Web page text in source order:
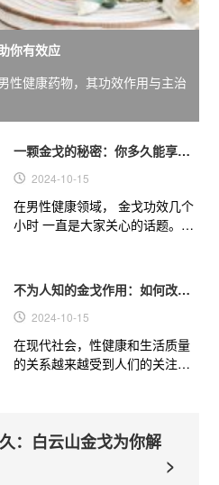
你有效应
性健康药物，其功效作用与主治
一颗金戈的秘密：你多久能享受
到它的强大效果
2024-10-15
在男性健康领域， 金戈功效几个
小时 一直是大家关心的话题。今
不为人知的金戈作用：如何改善
你的性健康和生
2024-10-15
在现代社会，性健康和生活质量
的关系越来越受到人们的关注。
：白云山金戈为你解
>